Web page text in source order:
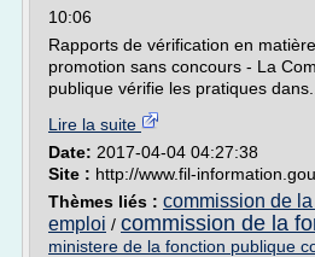
10:06
Rapports de vérification en
promotion sans concours - La
publique vérifie les pratiques dans...
Lire la suite
Date: 2017-04-04 04:27:38
Site : http://www.fil-
Thèmes liés : commission de
emploi / commission de la
ministere de la fonction publique